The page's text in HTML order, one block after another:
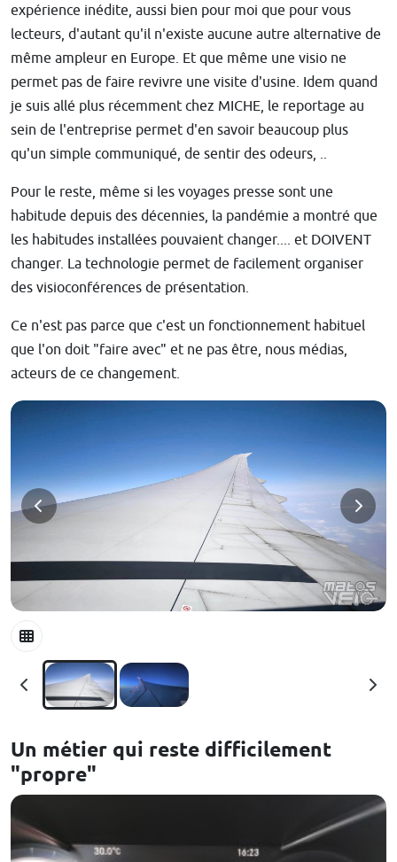
expérience inédite, aussi bien pour moi que pour vous
lecteurs, d'autant qu'il n'existe aucune autre alternative de
même ampleur en Europe. Et que même une visio ne
permet pas de faire revivre une visite d'usine. Idem quand
je suis allé plus récemment chez MICHE, le reportage au
sein de l'entreprise permet d'en savoir beaucoup plus
qu'un simple communiqué, de sentir des odeurs, ..
Pour le reste, même si les voyages presse sont une
habitude depuis des décennies, la pandémie a montré que
les habitudes installées pouvaient changer.... et DOIVENT
changer. La technologie permet de facilement organiser
des visioconférences de présentation.
Ce n'est pas parce que c'est un fonctionnement habituel
que l'on doit "faire avec" et ne pas être, nous médias,
acteurs de ce changement.
Un métier qui reste difficilement
"propre"